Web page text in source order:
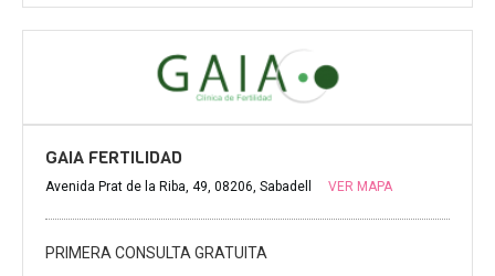
GAIA FERTILIDAD
Avenida Prat de la Riba, 49, 08206, Sabadell VER MAPA
PRIMERA CONSULTA GRATUITA